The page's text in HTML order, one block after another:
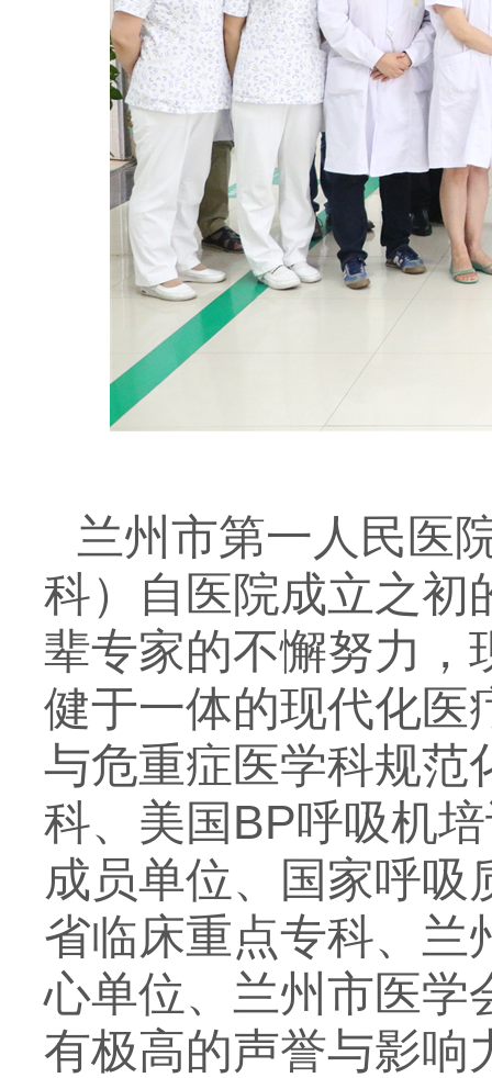
兰州市第一人民医
科）自医院成立之初
辈专家的不懈努力，
健于一体的现代化医
与危重症医学科规范
科、美国BP呼吸机
成员单位、国家呼吸
省临床重点专科、兰
心单位、兰州市医学
有极高的声誉与影响